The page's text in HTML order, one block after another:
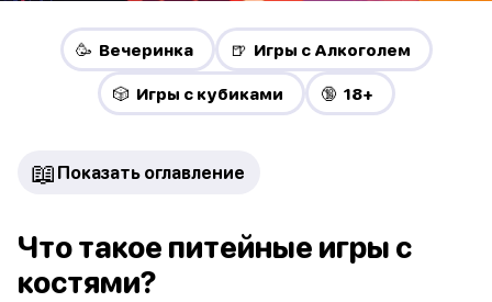
🥳 Вечеринка 🍺 Игры с Алкоголем
🎲 Игры с кубиками 🔞 18+
📖 Показать оглавление
Что такое питейные игры с
костями?